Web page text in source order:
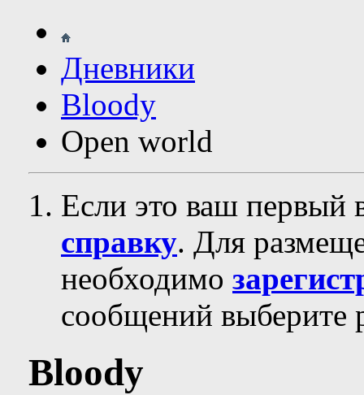
Дневники
Bloody
Open world
Если это ваш первый
справку. Для
необходимо
сообщений выберите
Bloody